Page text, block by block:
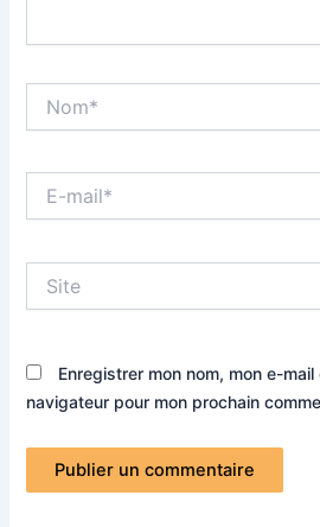
mail*
Enregistrer mon nom, mon e-
navigateur pour mon prochain